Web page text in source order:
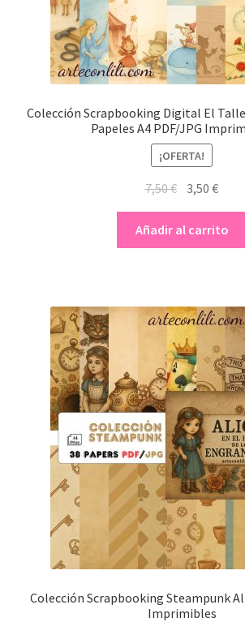
Colección Scrapbooking Digital El
Papeles A4 PDF/JPG
¡OFERTA!
7,50€ El
precio
original
era:
3,50€El
actual
es:
Añadir al carrito
Colección Scrapbooking Steampunk
Imprimibles